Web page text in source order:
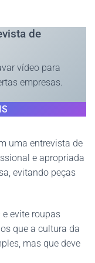
de
vídeo para
empresas.
uma entrevista de
e apropriada
evitando peças
evite roupas
que a cultura da
mas que deve